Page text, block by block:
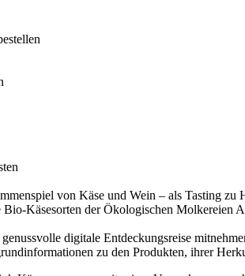
von Käse und Wein – als Tasting
Käsesorten der Ökologischen Molkereien
digitale Entdeckungsreise
zu den Produkten, ihrer